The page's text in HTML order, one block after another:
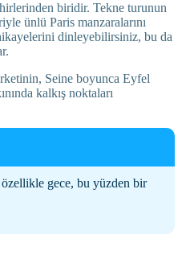
biridir. Tekne turunun
ünlü Paris manzaralarını
dinleyebilirsiniz, bu da
Seine boyunca Eyfel
kalkış noktaları
gece, bu yüzden bir